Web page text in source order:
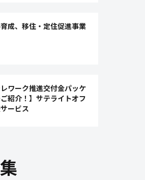
成、移住・定住促進事業
レワーク推進交付金パッケ
紹介！】サテライトオフ
ービス